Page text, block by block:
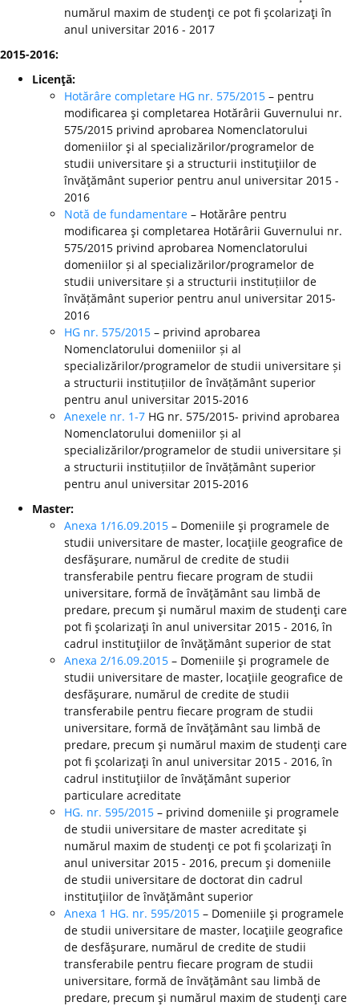
numărul maxim de studenţi ce pot fi şcolarizaţi în
anul universitar 2016 - 2017
2015-2016:
Licenţă:
Hotărâre completare HG nr. 575/2015 – pentru
modificarea şi completarea Hotărârii Guvernului nr.
575/2015 privind aprobarea Nomenclatorului
domeniilor şi al specializărilor/programelor de
studii universitare şi a structurii instituţiilor de
învăţământ superior pentru anul universitar 2015 -
2016
Notă de fundamentare – Hotărâre pentru
modificarea şi completarea Hotărârii Guvernului nr.
575/2015 privind aprobarea Nomenclatorului
domeniilor și al specializărilor/programelor de
studii universitare și a structurii instituțiilor de
învățământ superior pentru anul universitar 2015-
2016
HG nr. 575/2015 – privind aprobarea
Nomenclatorului domeniilor și al
specializărilor/programelor de studii universitare și
a structurii instituțiilor de învățământ superior
pentru anul universitar 2015-2016
Anexele nr. 1-7 HG nr. 575/2015- privind aprobarea
Nomenclatorului domeniilor și al
specializărilor/programelor de studii universitare și
a structurii instituțiilor de învățământ superior
pentru anul universitar 2015-2016
Master:
Anexa 1/16.09.2015 – Domeniile şi programele de
studii universitare de master, locaţiile geografice de
desfăşurare, numărul de credite de studii
transferabile pentru fiecare program de studii
universitare, formă de învăţământ sau limbă de
predare, precum şi numărul maxim de studenţi care
pot fi şcolarizaţi în anul universitar 2015 - 2016, în
cadrul instituţiilor de învăţământ superior de stat
Anexa 2/16.09.2015 – Domeniile şi programele de
studii universitare de master, locaţiile geografice de
desfăşurare, numărul de credite de studii
transferabile pentru fiecare program de studii
universitare, formă de învăţământ sau limbă de
predare, precum şi numărul maxim de studenţi care
pot fi şcolarizaţi în anul universitar 2015 - 2016, în
cadrul instituţiilor de învăţământ superior
particulare acreditate
HG. nr. 595/2015 – privind domeniile şi programele
de studii universitare de master acreditate şi
numărul maxim de studenţi ce pot fi şcolarizaţi în
anul universitar 2015 - 2016, precum şi domeniile
de studii universitare de doctorat din cadrul
instituţiilor de învăţământ superior
Anexa 1 HG. nr. 595/2015 – Domeniile şi programele
de studii universitare de master, locaţiile geografice
de desfăşurare, numărul de credite de studii
transferabile pentru fiecare program de studii
universitare, formă de învăţământ sau limbă de
predare, precum şi numărul maxim de studenţi care